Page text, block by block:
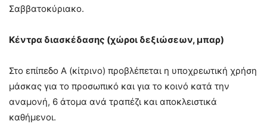
Σαββατοκύριακο.
Κέντρα διασκέδασης (χώροι δεξιώσεων, μπαρ)
Στο επίπεδο Α (κίτρινο) προβλέπεται η υποχρεωτική χρήση
μάσκας για το προσωπικό και για το κοινό κατά την
αναμονή, 6 άτομα ανά τραπέζι και αποκλειστικά
καθήμενοι.